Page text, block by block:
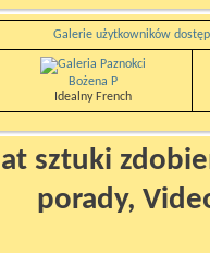
Galerie użytkowników
Bożena P
Idealny French
sztuki
porady,